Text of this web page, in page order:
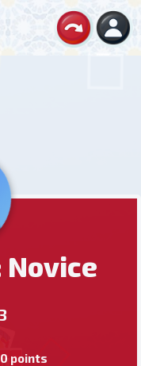
Novice
points